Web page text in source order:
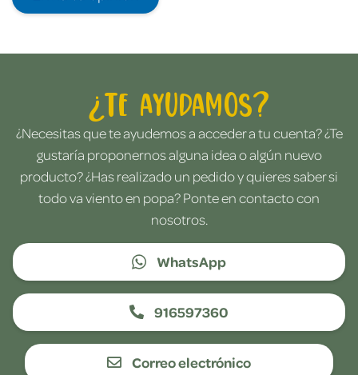
¿Te ayudamos?
¿Necesitas que te ayudemos a acceder a tu cuenta? ¿Te
gustaría proponernos alguna idea o algún nuevo
producto? ¿Has realizado un pedido y quieres saber si
todo va viento en popa? Ponte en contacto con
nosotros.
WhatsApp
916597360
Correo electrónico